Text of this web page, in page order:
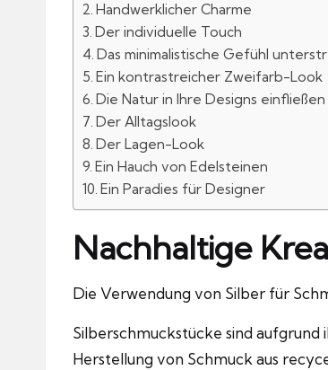
Handwerklicher Charme
Der individuelle Touch
Das minimalistische Gefühl
Ein kontrastreicher Zweifarb-Look
Die Natur in Ihre Designs einfließen
Der Alltagslook
Der Lagen-Look
Ein Hauch von Edelsteinen
Ein Paradies für Designer
Nachhaltige
Die Verwendung von Silber für
Silberschmuckstücke sind
Herstellung von Schmuck aus